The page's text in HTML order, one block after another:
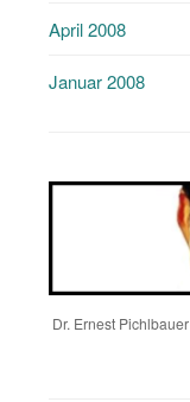
April 2008
Januar 2008
Dr. Ernest Pichlbauer